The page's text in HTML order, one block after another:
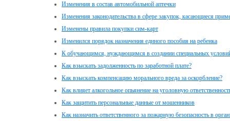
Изменения в состав автомобильной аптечки
Изменения законодательства в сфере закупок, касающиеся
Изменены правила покупки сим-карт
Изменился порядок назначения единого пособия на ребенка
К обучающимся, нуждающимся в создании специальных
Как взыскать задолженность по заработной плате?
Как взыскать компенсацию морального вреда за оскорбление?
Как влияет алкогольное опьянение на уголовную
Как защитить персональные данные от мошенников
Как назначить ответственного за пожарную безопасность в